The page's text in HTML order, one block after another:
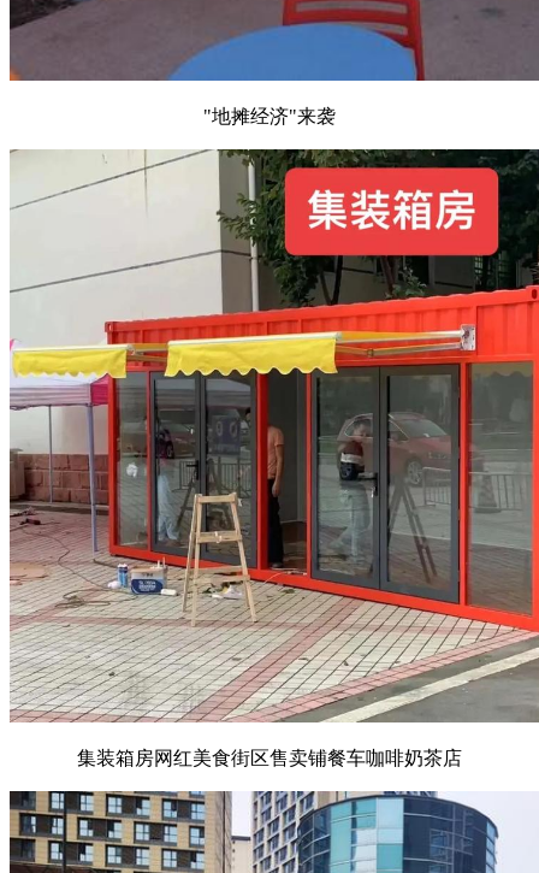
"地摊经济"来袭
集装箱房网红美食街区售卖铺餐车咖啡奶茶店